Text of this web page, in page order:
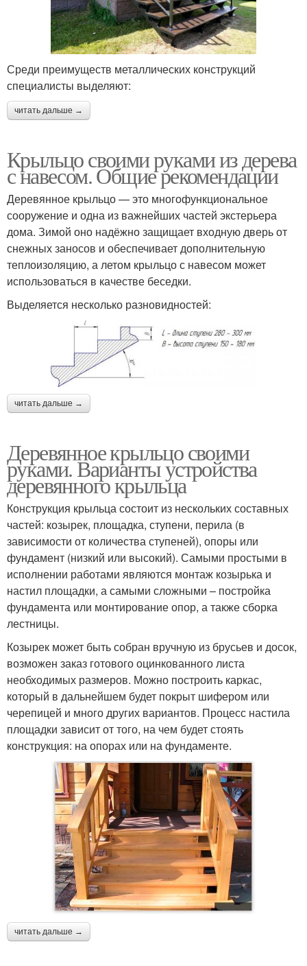
Среди преимуществ металлических конструкций
специалисты выделяют:
читать дальше →
Крыльцо своими руками из дерева
с навесом. Общие рекомендации
Деревянное крыльцо — это многофункциональное
сооружение и одна из важнейших частей экстерьера
дома. Зимой оно надёжно защищает входную дверь от
снежных заносов и обеспечивает дополнительную
теплоизоляцию, а летом крыльцо с навесом может
использоваться в качестве беседки.
Выделяется несколько разновидностей:
читать дальше →
Деревянное крыльцо своими
руками. Варианты устройства
деревянного крыльца
Конструкция крыльца состоит из нескольких составных
частей: козырек, площадка, ступени, перила (в
зависимости от количества ступеней), опоры или
фундамент (низкий или высокий). Самыми простыми в
исполнении работами являются монтаж козырька и
настил площадки, а самыми сложными – постройка
фундамента или монтирование опор, а также сборка
лестницы.
Козырек может быть собран вручную из брусьев и досок,
возможен заказ готового оцинкованного листа
необходимых размеров. Можно построить каркас,
который в дальнейшем будет покрыт шифером или
черепицей и много других вариантов. Процесс настила
площадки зависит от того, на чем будет стоять
конструкция: на опорах или на фундаменте.
читать дальше →